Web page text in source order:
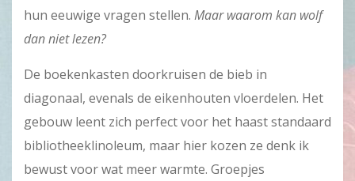
hun eeuwige vragen stellen. Maar waarom kan wolf
dan niet lezen?
De boekenkasten doorkruisen de bieb in
diagonaal, evenals de eikenhouten vloerdelen. Het
gebouw leent zich perfect voor het haast standaard
bibliotheeklinoleum, maar hier kozen ze denk ik
bewust voor wat meer warmte. Groepjes